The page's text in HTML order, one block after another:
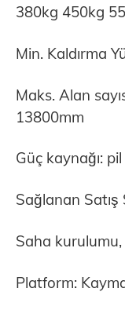
380kg 450kg
Min. Kaldırma
Maks. Alan
13800mm
Güç kaynağı: pil
Sağlanan Satış
Saha
Platform: